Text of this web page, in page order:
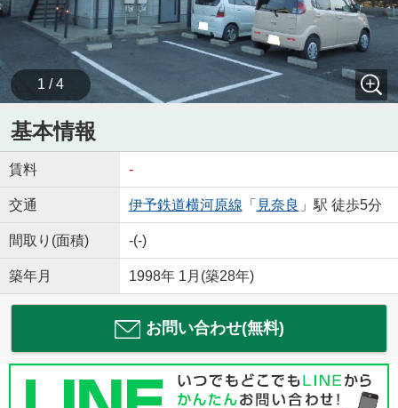
1 / 4
基本情報
賃料 -
交通 伊予鉄道横河原線 「 見奈良 」駅 徒歩5分
間取り(面積) -(-)
築年月 1998年 1月(築28年)
お問い合わせ(無料)